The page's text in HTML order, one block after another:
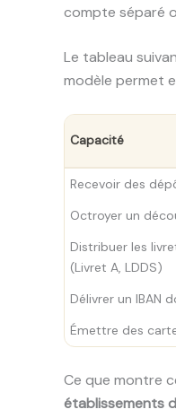
compte séparé
Le tableau
modèle permet
Capacité
Recevoir des
Octroyer un
Distribuer les
(Livret A, LDDS)
Délivrer un IBAN
Émettre des
Ce que montre
établissements